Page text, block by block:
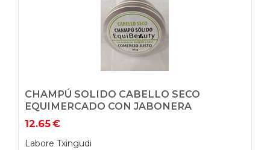
CHAMPÚ SOLIDO CABELLO SECO
EQUIMERCADO CON JABONERA
12.65€
Labore Txingudi